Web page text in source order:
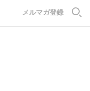
メルマガ登録